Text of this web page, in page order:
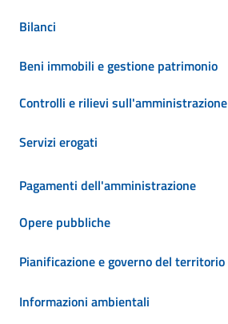
Bilanci
Beni immobili e gestione patrimonio
Controlli e rilievi sull'amministrazione
Servizi erogati
Pagamenti dell'amministrazione
Opere pubbliche
Pianificazione e governo del territorio
Informazioni ambientali